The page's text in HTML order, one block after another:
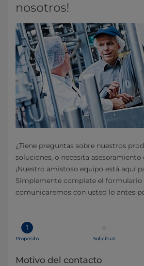
nosotros!
¿Tiene preguntas sobre nuestros
soluciones, o necesita asesoramiento
¡Nuestro amistoso equipo está aquí
Simplemente complete el formulario
comunicaremos con usted lo antes
1
Propósito Solicitud
Motivo del contacto